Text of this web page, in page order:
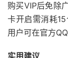
购买VIP后免除
卡开启需消耗
用户可在官方